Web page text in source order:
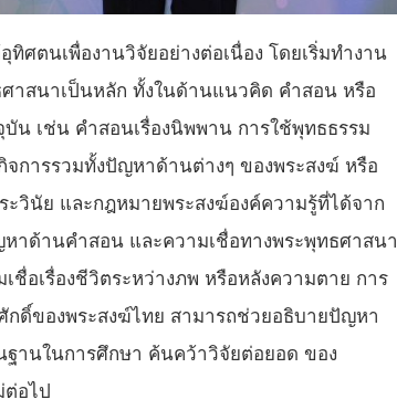
ศตนเพื่องานวิจัยอย่างต่อเนื่อง โดยเริ่มทำงาน
าสนาเป็นหลัก ทั้งในด้านแนวคิด คำสอน หรือ
น เช่น คำสอนเรื่องนิพพาน การใช้พุทธธรรม
การรวมทั้งปัญหาด้านต่างๆ ของพระสงฆ์ หรือ
นัย และกฎหมายพระสงฆ์องค์ความรู้ที่ได้จาก
าด้านคำสอน และความเชื่อทางพระพุทธศาสนา
อเรื่องชีวิตระหว่างภพ หรือหลังความตาย การ
ดิ์ของพระสงฆ์ไทย สามารถช่วยอธิบายปัญหา
านในการศึกษา ค้นคว้าวิจัยต่อยอด ของ
ต่อไป